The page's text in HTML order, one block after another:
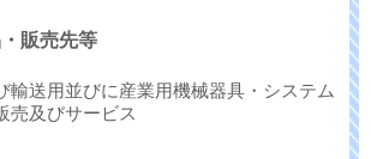
販売先等
輸送用並びに産業用機械器具・システム
売及びサービス